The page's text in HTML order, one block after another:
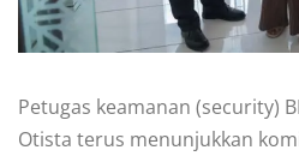
Petugas keamanan (security)
Otista terus menunjukkan